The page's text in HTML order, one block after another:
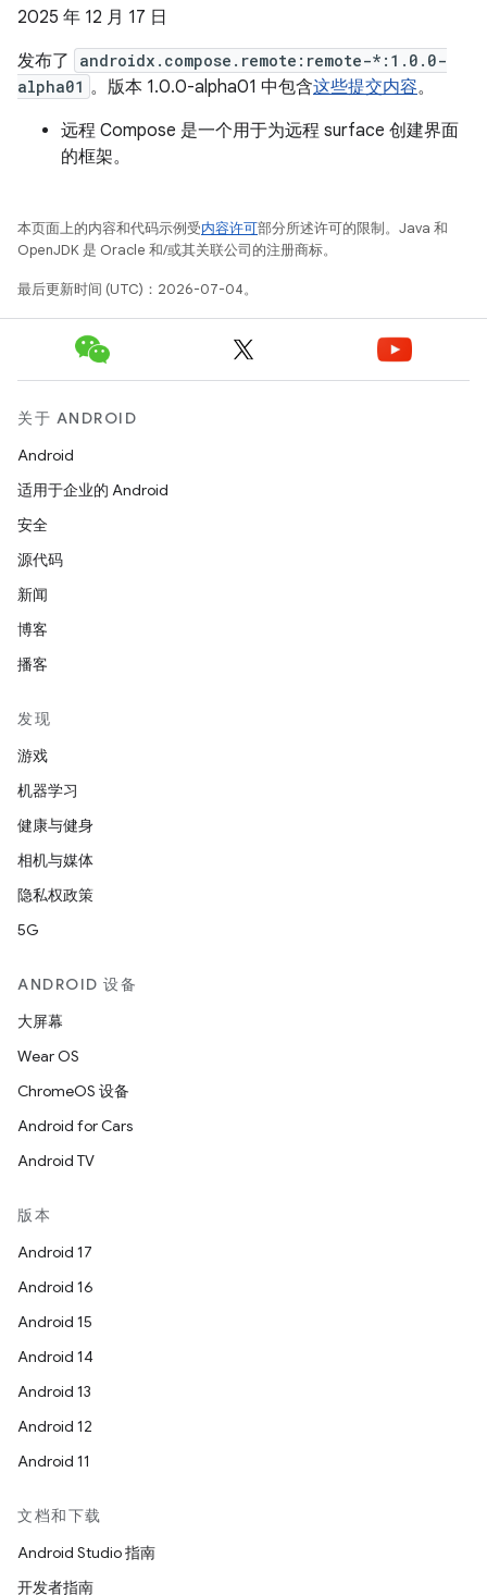
2025 年 12 月 17 日
发布了
androidx.compose.remote:remote-*:1.0.0-
alpha01 。版本 1.0.0-alpha01 中包含这些提交内容。
远程 Compose 是一个用于为远程 surface 创建界面
的框架。
本页面上的内容和代码示例受内容许可部分所述许可的限制。Java 和
OpenJDK 是 Oracle 和/或其关联公司的注册商标。
最后更新时间 (UTC)：2026-07-04。
关于 ANDROID
Android
适用于企业的 Android
安全
源代码
新闻
博客
播客
发现
游戏
机器学习
健康与健身
相机与媒体
隐私权政策
5G
ANDROID 设备
大屏幕
Wear OS
ChromeOS 设备
Android for Cars
Android TV
版本
Android 17
Android 16
Android 15
Android 14
Android 13
Android 12
Android 11
文档和下载
Android Studio 指南
开发者指南